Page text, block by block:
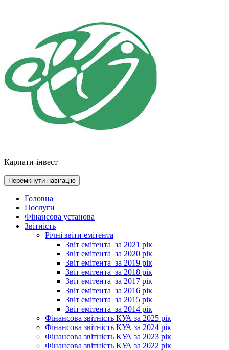
Карпати-інвест
Перемкнути навігацію
Головна
Послуги
Фінансова установа
Звітність
Річні звіти емітента
Звіт емітента_за 2021 рік
Звіт емітента_за 2020 рік
Звіт емітента_за 2019 рік
Звіт емітента_за 2018 рік
Звіт емітента_за 2017 рік
Звіт емітента_за 2016 рік
Звіт емітента_за 2015 рік
Звіт емітента_за 2014 рік
Фінансова звітність КУА за 2025 рік
Фінансова звітність КУА за 2024 рік
Фінансова звітність КУА за 2023 рік
Фінансова звітність КУА за 2022 рік